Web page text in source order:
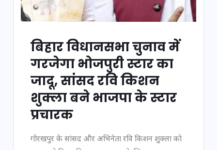
बिहार विधानसभा चुनाव में
गरजेगा भोजपुरी स्टार का
जादू, सांसद रवि किशन
शुक्ला बने भाजपा के स्टार
प्रचारक
गोरखपुर के सांसद और अभिनेता रवि किशन शुक्ला को